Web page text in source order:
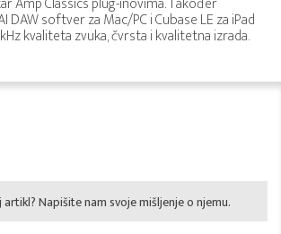
DAW softver za Mac/PC i Cubase LE za iPad
kvaliteta zvuka, čvrsta i kvalitetna izrada.
Napišite nam svoje mišljenje o njemu.